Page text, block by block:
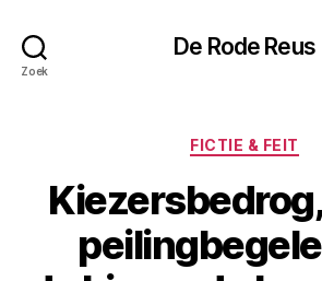
Zoek
De Rode Reus
FICTIE & FEIT